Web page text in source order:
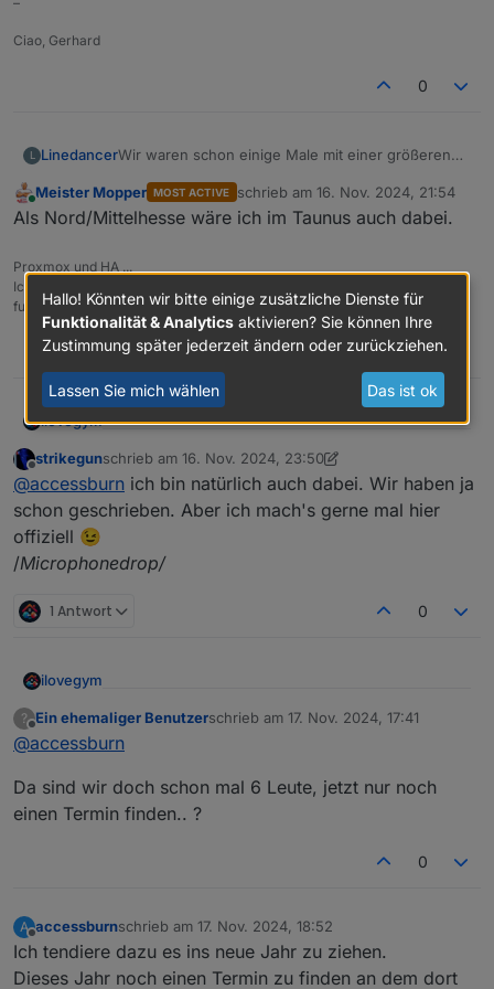
Ciao, Gerhard
0
L LinedancerWir waren schon einige Male mit einer größeren
Ich hab auf alle Fälle Interesse an so einem
Treffen.
Online
Meister Mopper MOST ACTIVE schrieb am 16. Nov. 2024, 21:54
zuletzt editiert von
Als Nord/Mittelhesse wäre ich im Taunus auch dabei.
Proxmox und HA ...
Ich schreibe den Code nicht mehr selbst – ich schimpfe mit der KI, bis er
funktioniert.
0
ilovegym
Willkommen beim Stammtisch im Raum Rhein-Main-
Hessen
https://discord.gg/yC65zjr5uq
[Vor Ort-Treffen:
strikegunschrieb am 16. Nov. 2024, 23:50
zuletzt editiert von strikegun
@accessburn ich bin natürlich auch dabei. Wir haben ja
schon geschrieben. Aber ich mach's gerne mal hier
offiziell 😉
/Microphonedrop/
1 Antwort 0
ilovegym
Willkommen beim Stammtisch im Raum Rhein-Main-
Hessen
?
Offline
Ein ehemaliger Benutzerschrieb am 17. Nov. 2024, 17:41
zuletzt editiert von
@accessburn
Da sind wir doch schon mal 6 Leute, jetzt nur noch
einen Termin finden.. ?
0
A
Offline
accessburnschrieb am 17. Nov. 2024, 18:52
zuletzt editiert von
Ich tendiere dazu es ins neue Jahr zu ziehen.
Dieses Jahr noch einen Termin zu finden an dem dort
Hallo! Könnten wir bitte einige zusätzliche Dienste für
Funktionalität & Analytics aktivieren? Sie können Ihre
Zustimmung später jederzeit ändern oder zurückziehen.
Lassen Sie mich wählen Das ist ok